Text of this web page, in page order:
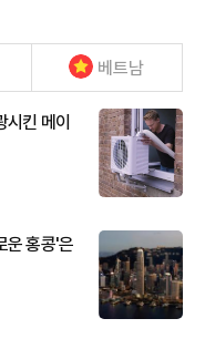
베트남
킨 메이
운 홍콩'은